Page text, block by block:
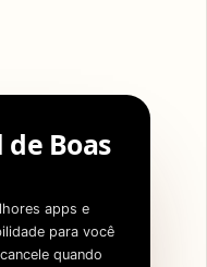
de Boas
apps e
para você
quando